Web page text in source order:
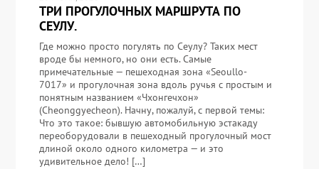
ТРИ ПРОГУЛОЧНЫХ МАРШРУТА ПО
СЕУЛУ.
Где можно просто погулять по Сеулу? Таких мест
вроде бы немного, но они есть. Самые
примечательные — пешеходная зона «Seoullo-
7017» и прогулочная зона вдоль ручья с простым и
понятным названием «Чхонгечхон»
(Cheonggyecheon). Начну, пожалуй, с первой темы:
Что это такое: бывшую автомобильную эстакаду
переоборудовали в пешеходный прогулочный мост
длиной около одного километра — и это
удивительное дело! […]